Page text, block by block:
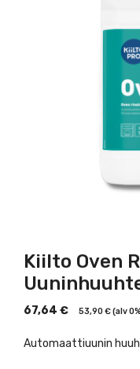
Kiilto Oven
67,64 € 53,90€(alv
Automaattiuunin